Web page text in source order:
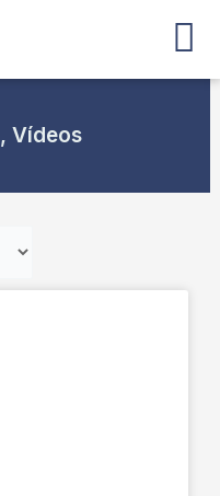
, Vídeos